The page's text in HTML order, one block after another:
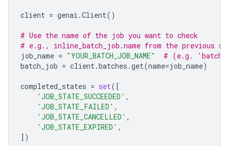
client = genai .Client()
# Use the name of the job you want to check
# e.g., inline_batch_job.name from the previous
job_name = "YOUR_BATCH_JOB_NAME"
# (e.g.
batch_job = client.batches .get(name=job_name)
completed_states = set([
'JOB_STATE_SUCCEEDED' ,
'JOB_STATE_FAILED' ,
'JOB_STATE_CANCELLED' ,
'JOB_STATE_EXPIRED' ,
])